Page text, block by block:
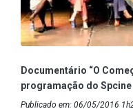
Documentário “O
programação do Spcine
Publicado em: 06/05/2016